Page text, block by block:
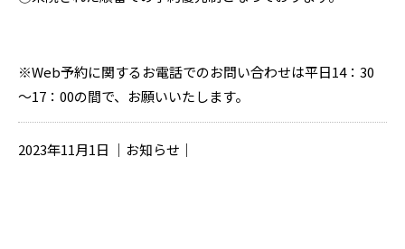
※Web予約に関するお電話でのお問い合わせは平日14：30
～17：00の間で、お願いいたします。
2023年11月1日 ｜お知らせ｜